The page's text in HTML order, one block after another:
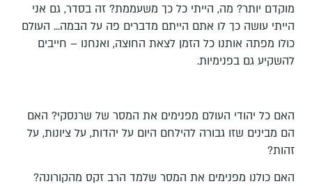
מוקדם יותר? מה, הייתי כל כך משעממת? זה בסדר, גם אני
הייתי עושה כך לו אתם הייתם מדברים פה על הבמה... העולם
כולו מפתה אותנו כל הזמן לצאת החוצה, ואנחנו – חייבים
להשקיע גם בפנימיות.
האם כל יהודי העולם מפנימים את המסר של שרנסקי? האם
הם מבינים שזו גבורה להילחם היום על יהדות, על ציונות, על
זהות?
האם כולנו מפנימים את המסר שלמד הרב זקס מהקורונה?